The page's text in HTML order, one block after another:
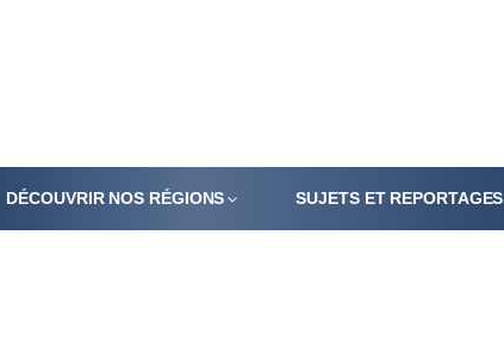
DÉCOUVRIR NOS RÉGIONS SUJETS ET REPORTAGES